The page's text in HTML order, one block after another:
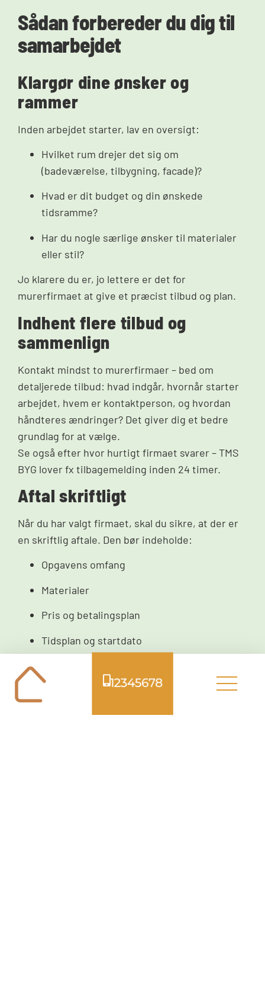
12345678
Sådan forbereder du dig til
samarbejdet
Klargør dine ønsker og
rammer
Inden arbejdet starter, lav en oversigt:
Hvilket rum drejer det sig om
(badeværelse, tilbygning, facade)?
Hvad er dit budget og din ønskede
tidsramme?
Har du nogle særlige ønsker til materialer
eller stil?
Jo klarere du er, jo lettere er det for
murerfirmaet at give et præcist tilbud og plan.
Indhent flere tilbud og
sammenlign
Kontakt mindst to murerfirmaer – bed om
detaljerede tilbud: hvad indgår, hvornår starter
arbejdet, hvem er kontaktperson, og hvordan
håndteres ændringer? Det giver dig et bedre
grundlag for at vælge.
Se også efter hvor hurtigt firmaet svarer – TMS
BYG lover fx tilbagemelding inden 24 timer.
Aftal skriftligt
Når du har valgt firmaet, skal du sikre, at der er
en skriftlig aftale. Den bør indeholde:
Opgavens omfang
Materialer
Pris og betalingsplan
Tidsplan og startdato
uforudsete forhold
Dette giver tryghed og mindsker risikoen for